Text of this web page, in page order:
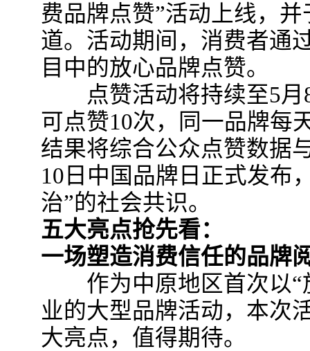
费品牌点赞”活动上线，
道。活动期间，消费者通
目中的放心品牌点赞。
点赞活动将持续至5月8
可点赞10次，同一品牌每
结果将综合公众点赞数据
10日中国品牌日正式发布
治”的社会共识。
五大亮点抢先看：
一场塑造消费信任的品牌
作为中原地区首次以“
业的大型品牌活动，本次
大亮点，值得期待。